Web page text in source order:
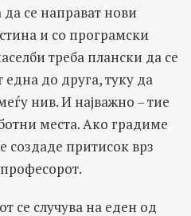
да се направат нови
и со програмски
треба плански да се
една до друга, туку да
нив. И најважно – тие
места. Ако градиме
создаде притисок врз
професорот.
се случува на еден од